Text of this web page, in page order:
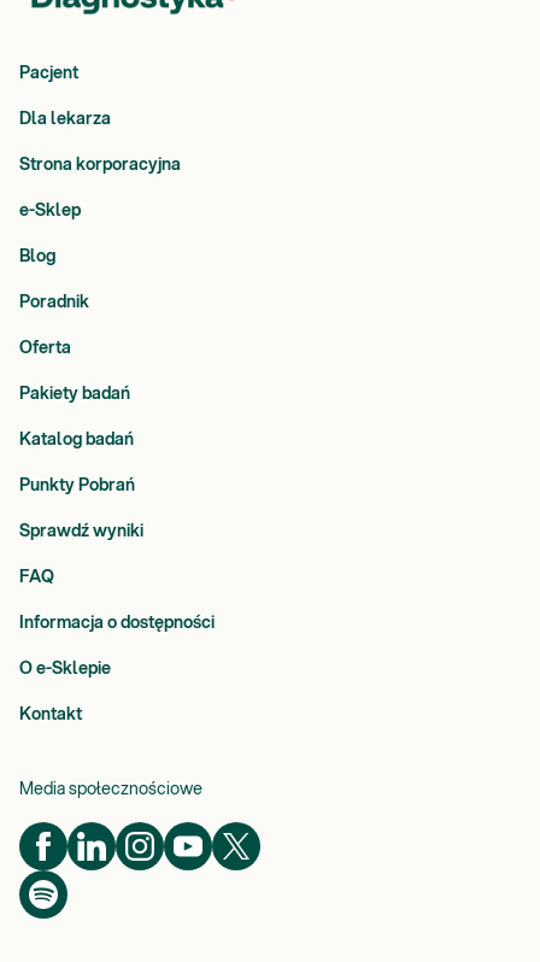
Pacjent
Dla lekarza
Strona korporacyjna
e-Sklep
Blog
Poradnik
Oferta
Pakiety badań
Katalog badań
Punkty Pobrań
Sprawdź wyniki
FAQ
Informacja o dostępności
O e-Sklepie
Kontakt
Media społecznościowe